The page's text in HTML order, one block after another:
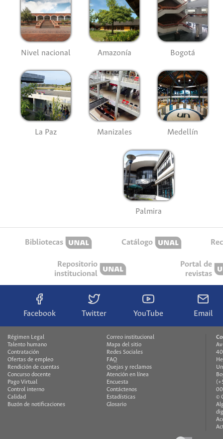
Nivel nacional Amazonía Bogotá
La Paz Manizales Medellín
Palmira
Bibliotecas Catálogo
Repositorio
institucional
Portal de
revistas
Facebook Twitter YouTube Email
Régimen Legal
Talento humano
Contratación
Ofertas de empleo
Rendición de cuentas
Concurso docente
Pago Virtual
Control interno
Calidad
Buzón de notificaciones
Correo institucional
Mapa del sitio
Redes Sociales
FAQ
Quejas y reclamos
Atención en línea
Encuesta
Contáctenos
Estadísticas
Glosario
©